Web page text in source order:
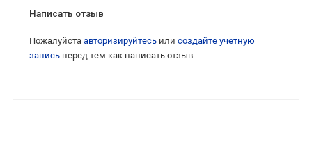
Написать отзыв
Пожалуйста авторизируйтесьили создайте учетную
записьперед тем как написать отзыв